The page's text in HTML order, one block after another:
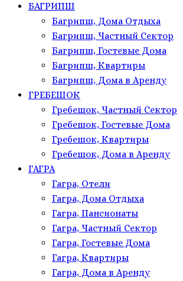
БАГРИПШ
Багрипш, Дома Отдыха
Багрипш, Частный Сектор
Багрипш, Гостевые Дома
Багрипш, Квартиры
Багрипш, Дома в Аренду
ГРЕБЕШОК
Гребешок, Частный Сектор
Гребешок, Гостевые Дома
Гребешок, Квартиры
Гребешок, Дома в Аренду
ГАГРА
Гагра, Отели
Гагра, Дома Отдыха
Гагра, Пансионаты
Гагра, Частный Сектор
Гагра, Гостевые Дома
Гагра, Квартиры
Гагра, Дома в Аренду